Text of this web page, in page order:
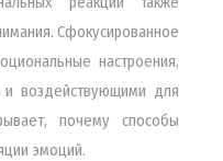
Сфокусированное
настроения,
воздействующими для
почему способы
эмоций.